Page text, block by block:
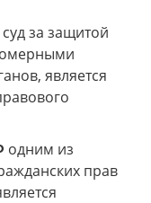
за защитой
является
одним из
прав